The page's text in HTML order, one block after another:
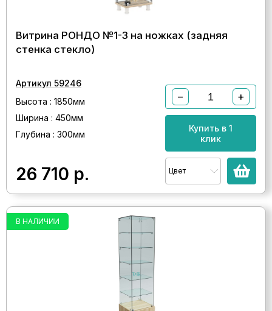
Витрина РОНДО №1-3 на ножках (задняя
стенка стекло)
Артикул 59246
Высота : 1850мм
Ширина : 450мм
Глубина : 300мм
26 710 р.
− +
Купить в 1
клик
Цвет
В НАЛИЧИИ